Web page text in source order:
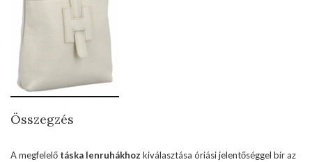
Összegzés
A megfelelő táska lenruhákhoz kiválasztása óriási jelentőséggel bír az